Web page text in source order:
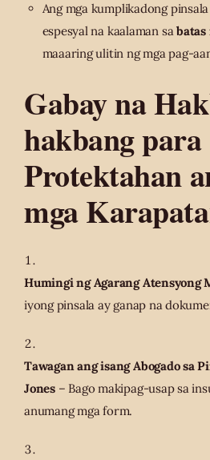
Ang mga kumplikadong
espesyal na kaalaman sabatas
maaaring ulitin ng mga pag-
Gabay na
hakbang para
Protektahan
mga
Humingi ng Agarang Atensyong
iyong pinsala ay ganap na
Tawagan ang isang Abogado sa
Jones– Bago makipag-usap sa
anumang mga form.